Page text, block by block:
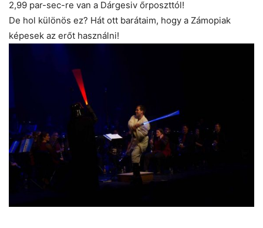
2,99 par-sec-re van a Dárgesiv őrposzttól!
De hol különös ez? Hát ott barátaim, hogy a Zámopiak
képesek az erőt használni!